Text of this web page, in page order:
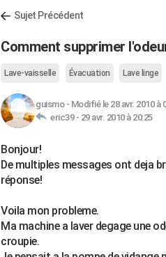
Sujet Précédent
Comment supprimer
Lave-vaisselle Évacuation Lave linge
guismo- Modifié le 28 avr. 2010 à
eric39 - 29 avr. 2010 à 20:25
Bonjour!
De multiples messages ont deja
réponse!
Voila mon probleme.
Ma machine a laver degage une
croupie.